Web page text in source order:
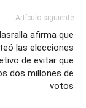
Artículo siguiente
afirma que
las elecciones
de evitar que
dos millones de
votos